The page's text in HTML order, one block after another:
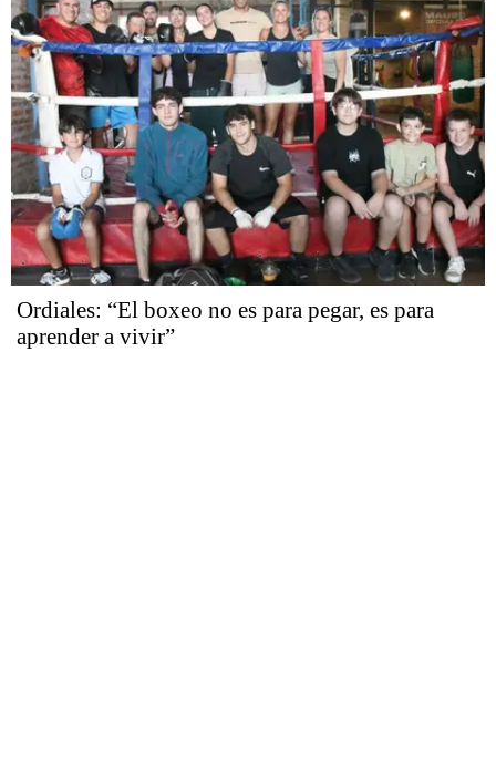
Ordiales: “El boxeo no es para pegar, es para
aprender a vivir”